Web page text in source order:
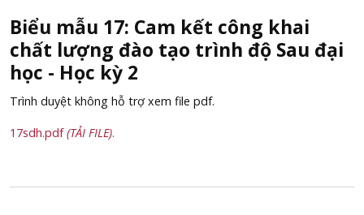
Biểu mẫu 17: Cam kết công khai
chất lượng đào tạo trình độ Sau đại
học - Học kỳ 2
Trình duyệt không hỗ trợ xem file pdf.
17sdh.pdf(TẢI FILE).